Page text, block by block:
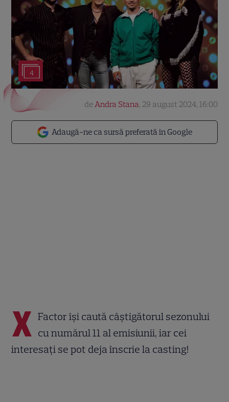
4
Adaugă-ne ca sursă preferată în Google
deAndra Stana, 29 august 2024, 16:00
X Factor își caută câștigătorul sezonului
cu numărul 11 al emisiunii, iar cei
interesați se pot deja înscrie la casting!